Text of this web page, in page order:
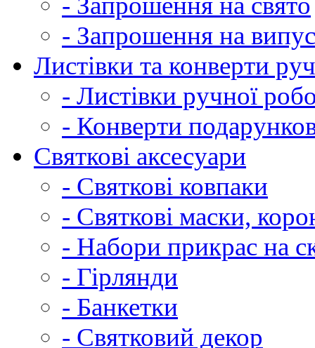
- Запрошення на
Листівки та конверти
- Листівки ручної
- Конверти
Святкові аксесуари
- Святкові ковпаки
- Святкові маски,
- Набори прикрас на
- Гірлянди
- Банкетки
- Святковий декор